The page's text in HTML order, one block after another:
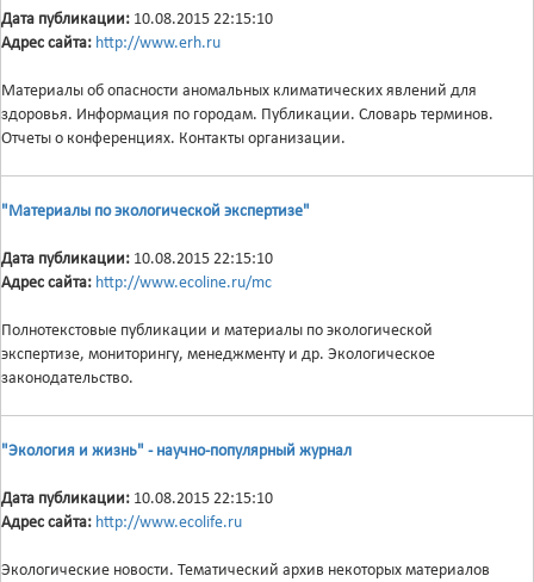
Дата публикации: 10.08.2015 22:15:10
Адрес сайта: http://www.erh.ru
Материалы об опасности аномальных климатических явлений для
здоровья. Информация по городам. Публикации. Словарь терминов.
Отчеты о конференциях. Контакты организации.
"Материалы по экологической экспертизе"
Дата публикации: 10.08.2015 22:15:10
Адрес сайта: http://www.ecoline.ru/mc
Полнотекстовые публикации и материалы по экологической
экспертизе, мониторингу, менеджменту и др. Экологическое
законодательство.
"Экология и жизнь" - научно-популярный журнал
Дата публикации: 10.08.2015 22:15:10
Адрес сайта: http://www.ecolife.ru
Экологические новости. Тематический архив некоторых материалов